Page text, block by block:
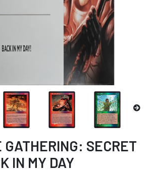
GATHERING: SECRET
IN MY DAY